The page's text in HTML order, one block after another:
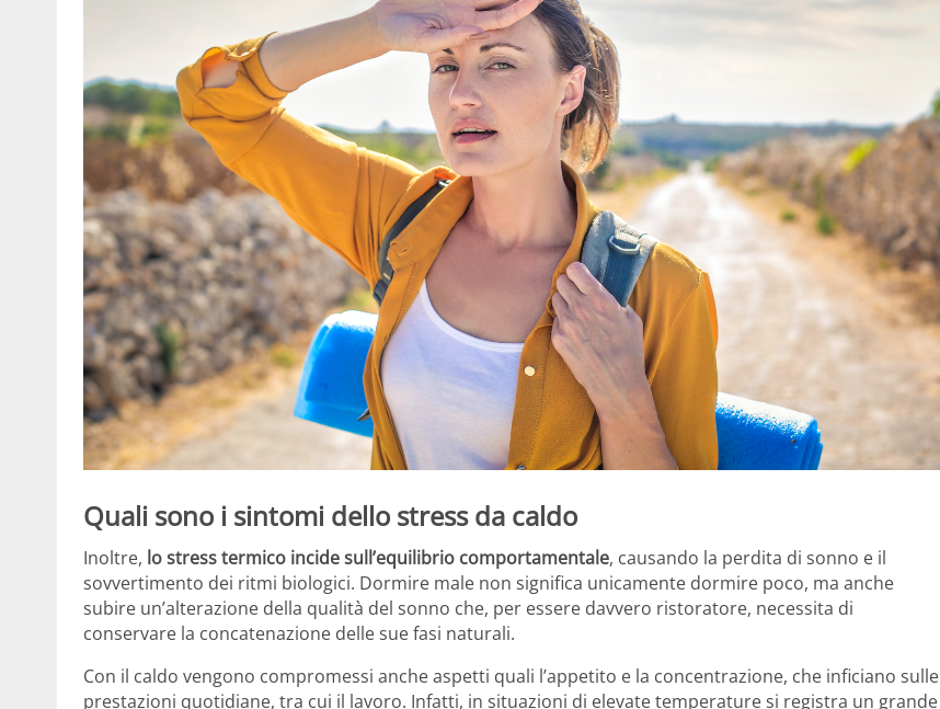
Quali sono i sintomi dello stress da caldo
Inoltre, lo stress termico incide sull’equilibrio comportamentale, causando la perdita di sonno e il
sovvertimento dei ritmi biologici. Dormire male non significa unicamente dormire poco, ma anche
subire un’alterazione della qualità del sonno che, per essere davvero ristoratore, necessita di
conservare la concatenazione delle sue fasi naturali.
Con il caldo vengono compromessi anche aspetti quali l’appetito e la concentrazione, che inficiano sulle
prestazioni quotidiane, tra cui il lavoro. Infatti, in situazioni di elevate temperature si registra un grande